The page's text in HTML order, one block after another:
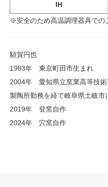
IH
※安全のため高温調理器具での
額賀円也
1983年 東京町田市生まれ
2004年 愛知県立窯業高等技術
製陶所勤務を経て岐阜県土岐市
2019年 登窯自作
2024年 穴窯自作